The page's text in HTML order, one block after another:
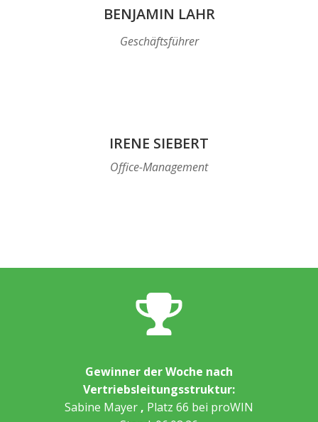
BENJAMIN LAHR
Geschäftsführer
IRENE SIEBERT
Office-Management
Gewinner der Woche nach
Vertriebsleitungsstruktur:
Sabine Mayer , Platz 66 bei proWIN